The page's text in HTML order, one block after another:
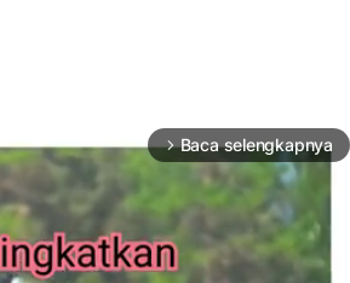
arrow_forward_ios Baca selengkapnya